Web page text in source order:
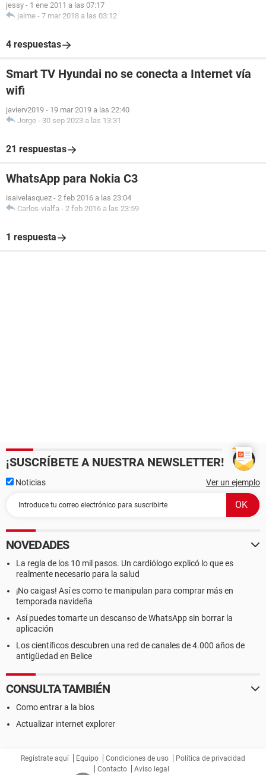
jessy - 1 ene 2011 a las 07:17
jaime - 7 mar 2018 a las 03:12
4 respuestas
Smart TV Hyundai no se conecta a Internet vía
wifi
javierv2019 - 19 mar 2019 a las 22:40
Jorge - 30 sep 2023 a las 13:31
21 respuestas
WhatsApp para Nokia C3
isaivelasquez - 2 feb 2016 a las 23:04
Carlos-vialfa - 2 feb 2016 a las 23:59
1 respuesta
¡SUSCRÍBETE A NUESTRA NEWSLETTER!
Noticias Ver un ejemplo
NOVEDADES
La regla de los 10 mil pasos. Un cardiólogo explicó lo que es
realmente necesario para la salud
¡No caigas! Así es como te manipulan para comprar más en
temporada navideña
Así puedes tomarte un descanso de WhatsApp sin borrar la
aplicación
Los científicos descubren una red de canales de 4.000 años de
antigüedad en Belice
CONSULTA TAMBIÉN
Como entrar a la bios
Actualizar internet explorer
Regístrate aquí Equipo Condiciones de uso
Política de privacidad
Contacto
Aviso legal